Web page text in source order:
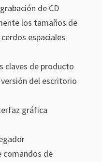
de CD
los tamaños de
espaciales
claves de producto
del escritorio
gráfica
comandos de